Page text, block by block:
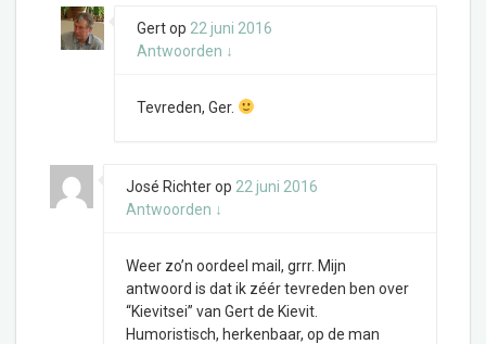
Gertop 22 juni 2016
Antwoorden ↓
Tevreden, Ger.
José Richterop 22 juni 2016
Antwoorden ↓
Weer zo’n oordeel mail, grrr. Mijn
antwoord is dat ik zéér tevreden ben over
“Kievitsei” van Gert de Kievit.
Humoristisch, herkenbaar, op de man